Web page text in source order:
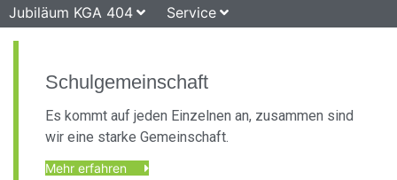
Jubiläum KGA 404
Service
Schulgemeinschaft
Es kommt auf jeden Einzelnen an, zusammen sind
wir eine starke Gemeinschaft.
Mehr erfahren